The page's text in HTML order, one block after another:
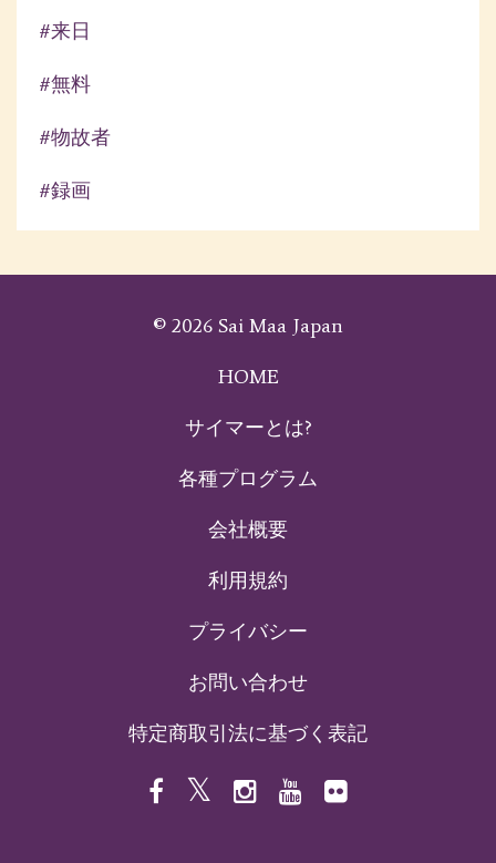
#来日
#無料
#物故者
#録画
© 2026 Sai Maa Japan
HOME
サイマーとは?
各種プログラム
会社概要
利用規約
プライバシー
お問い合わせ
特定商取引法に基づく表記